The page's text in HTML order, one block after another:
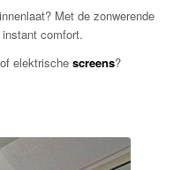
Met de zonwerende
comfort.
elektrische screens?